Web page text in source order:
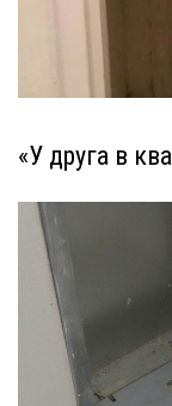
«У друга в